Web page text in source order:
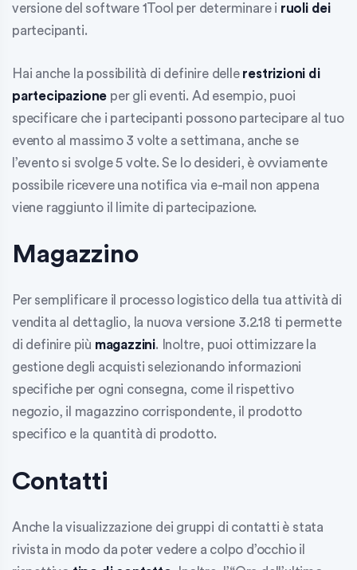
versione del software 1Tool per determinare i ruoli dei
partecipanti.
Hai anche la possibilità di definire delle restrizioni di
partecipazione per gli eventi. Ad esempio, puoi
specificare che i partecipanti possono partecipare al tuo
evento al massimo 3 volte a settimana, anche se
l’evento si svolge 5 volte. Se lo desideri, è ovviamente
possibile ricevere una notifica via e-mail non appena
viene raggiunto il limite di partecipazione.
Magazzino
Per semplificare il processo logistico della tua attività di
vendita al dettaglio, la nuova versione 3.2.18 ti permette
di definire più magazzini. Inoltre, puoi ottimizzare la
gestione degli acquisti selezionando informazioni
specifiche per ogni consegna, come il rispettivo
negozio, il magazzino corrispondente, il prodotto
specifico e la quantità di prodotto.
Contatti
Anche la visualizzazione dei gruppi di contatti è stata
rivista in modo da poter vedere a colpo d’occhio il